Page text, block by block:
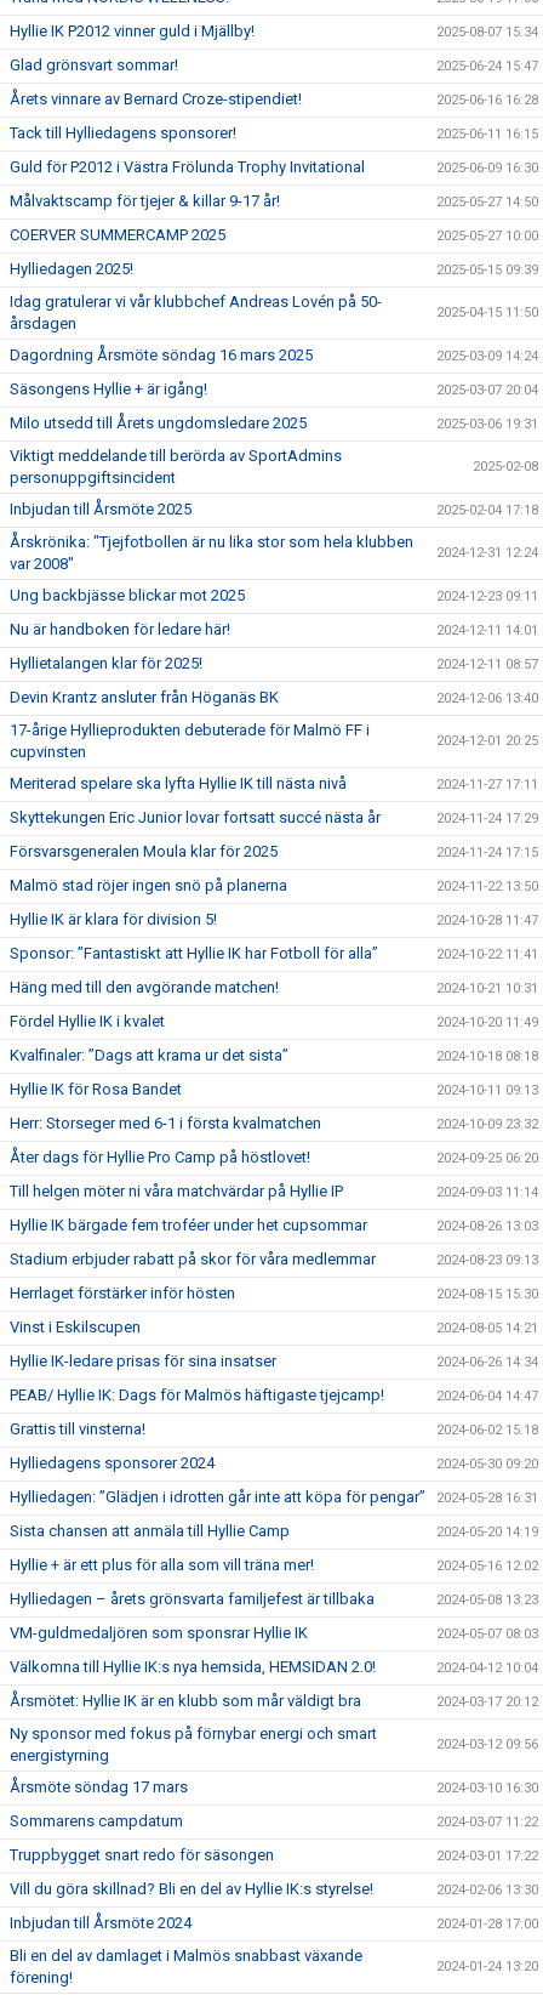
Hyllie IK P2012 vinner guld i Mjällby! 2025-08-07 15:34
Glad grönsvart sommar! 2025-06-24 15:47
Årets vinnare av Bernard Croze-stipendiet! 2025-06-16 16:28
Tack till Hylliedagens sponsorer! 2025-06-11 16:15
Guld för P2012 i Västra Frölunda Trophy Invitational 2025-06-09 16:30
Målvaktscamp för tjejer & killar 9-17 år! 2025-05-27 14:50
COERVER SUMMERCAMP 2025 2025-05-27 10:00
Hylliedagen 2025! 2025-05-15 09:39
Idag gratulerar vi vår klubbchef Andreas Lovén på 50-
årsdagen
2025-04-15 11:50
Dagordning Årsmöte söndag 16 mars 2025 2025-03-09 14:24
Säsongens Hyllie + är igång! 2025-03-07 20:04
Milo utsedd till Årets ungdomsledare 2025 2025-03-06 19:31
Viktigt meddelande till berörda av SportAdmins
personuppgiftsincident
2025-02-08
Inbjudan till Årsmöte 2025 2025-02-04 17:18
Årskrönika: "Tjejfotbollen är nu lika stor som hela klubben
var 2008"
2024-12-31 12:24
Ung backbjässe blickar mot 2025 2024-12-23 09:11
Nu är handboken för ledare här! 2024-12-11 14:01
Hyllietalangen klar för 2025! 2024-12-11 08:57
Devin Krantz ansluter från Höganäs BK 2024-12-06 13:40
17-årige Hyllieprodukten debuterade för Malmö FF i
cupvinsten
2024-12-01 20:25
Meriterad spelare ska lyfta Hyllie IK till nästa nivå 2024-11-27 17:11
Skyttekungen Eric Junior lovar fortsatt succé nästa år 2024-11-24 17:29
Försvarsgeneralen Moula klar för 2025 2024-11-24 17:15
Malmö stad röjer ingen snö på planerna 2024-11-22 13:50
Hyllie IK är klara för division 5! 2024-10-28 11:47
Sponsor: ”Fantastiskt att Hyllie IK har Fotboll för alla” 2024-10-22 11:41
Häng med till den avgörande matchen! 2024-10-21 10:31
Fördel Hyllie IK i kvalet 2024-10-20 11:49
Kvalfinaler: ”Dags att krama ur det sista” 2024-10-18 08:18
Hyllie IK för Rosa Bandet 2024-10-11 09:13
Herr: Storseger med 6-1 i första kvalmatchen 2024-10-09 23:32
Åter dags för Hyllie Pro Camp på höstlovet! 2024-09-25 06:20
Till helgen möter ni våra matchvärdar på Hyllie IP 2024-09-03 11:14
Hyllie IK bärgade fem troféer under het cupsommar 2024-08-26 13:03
Stadium erbjuder rabatt på skor för våra medlemmar 2024-08-23 09:13
Herrlaget förstärker inför hösten 2024-08-15 15:30
Vinst i Eskilscupen 2024-08-05 14:21
Hyllie IK-ledare prisas för sina insatser 2024-06-26 14:34
PEAB/ Hyllie IK: Dags för Malmös häftigaste tjejcamp! 2024-06-04 14:47
Grattis till vinsterna! 2024-06-02 15:18
Hylliedagens sponsorer 2024 2024-05-30 09:20
Hylliedagen: ”Glädjen i idrotten går inte att köpa för pengar” 2024-05-28 16:31
Sista chansen att anmäla till Hyllie Camp 2024-05-20 14:19
Hyllie + är ett plus för alla som vill träna mer! 2024-05-16 12:02
Hylliedagen – årets grönsvarta familjefest är tillbaka 2024-05-08 13:23
VM-guldmedaljören som sponsrar Hyllie IK 2024-05-07 08:03
Välkomna till Hyllie IK:s nya hemsida, HEMSIDAN 2.0! 2024-04-12 10:04
Årsmötet: Hyllie IK är en klubb som mår väldigt bra 2024-03-17 20:12
Ny sponsor med fokus på förnybar energi och smart
energistyrning
2024-03-12 09:56
Årsmöte söndag 17 mars 2024-03-10 16:30
Sommarens campdatum 2024-03-07 11:22
Truppbygget snart redo för säsongen 2024-03-01 17:22
Vill du göra skillnad? Bli en del av Hyllie IK:s styrelse! 2024-02-06 13:30
Inbjudan till Årsmöte 2024 2024-01-28 17:00
Bli en del av damlaget i Malmös snabbast växande
förening!
2024-01-24 13:20